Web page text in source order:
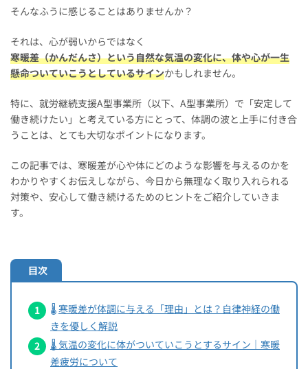
そんなふうに感じることはありませんか？
それは、心が弱いからではなく
寒暖差（かんだんさ）という自然な気温の変化に、体や心が一生
懸命ついていこうとしているサインかもしれません。
特に、就労継続支援A型事業所（以下、A型事業所）で「安定して
働き続けたい」と考えている方にとって、体調の波と上手に付き合
うことは、とても大切なポイントになります。
この記事では、寒暖差が心や体にどのような影響を与えるのかを
わかりやすくお伝えしながら、今日から無理なく取り入れられる
対策や、安心して働き続けるためのヒントをご紹介していきま
す。
目次
🌡️寒暖差が体調に与える「理由」とは？自律神経の働
きを優しく解説
🌡️ 気温の変化に体がついていこうとするサイン｜寒暖
差疲労について